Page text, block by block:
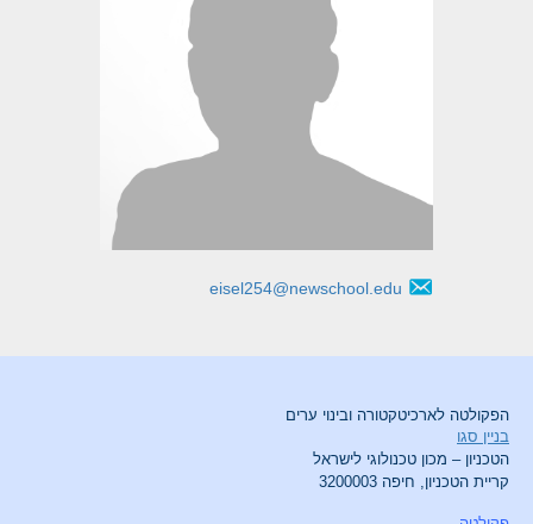
eisel254@newschool.edu
הפקולטה לארכיטקטורה ובינוי ערים
בניין סגו
הטכניון – מכון טכנולוגי לישראל
קריית הטכניון, חיפה 3200003